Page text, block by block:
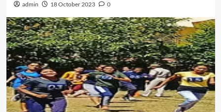
admin 18 October 2023 0